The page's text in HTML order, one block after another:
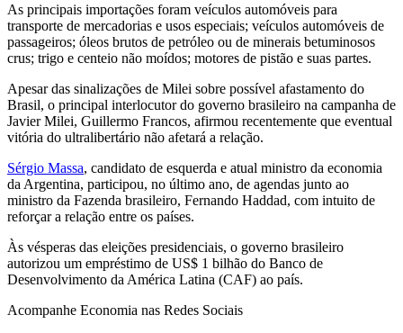
As principais importações foram veículos automóveis para
transporte de mercadorias e usos especiais; veículos automóveis de
passageiros; óleos brutos de petróleo ou de minerais betuminosos
crus; trigo e centeio não moídos; motores de pistão e suas partes.
Apesar das sinalizações de Milei sobre possível afastamento do
Brasil, o principal interlocutor do governo brasileiro na campanha de
Javier Milei, Guillermo Francos, afirmou recentemente que eventual
vitória do ultralibertário não afetará a relação.
Sérgio Massa, candidato de esquerda e atual ministro da economia
da Argentina, participou, no último ano, de agendas junto ao
ministro da Fazenda brasileiro, Fernando Haddad, com intuito de
reforçar a relação entre os países.
Às vésperas das eleições presidenciais, o governo brasileiro
autorizou um empréstimo de US$ 1 bilhão do Banco de
Desenvolvimento da América Latina (CAF) ao país.
Acompanhe Economia nas Redes Sociais